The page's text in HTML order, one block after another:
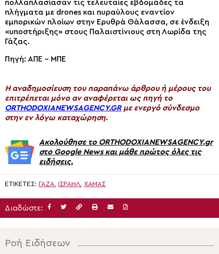
πολλαπλασίασαν τις τελευταίες εβδομάδες τα
πλήγματα με drones και πυραύλους εναντίον
εμπορικών πλοίων στην Ερυθρά Θάλασσα, σε ένδειξη
«υποστήριξης» στους Παλαιστίνιους στη Λωρίδα της
Γάζας.
Πηγή: ΑΠΕ – ΜΠΕ
H αναδημοσίευση του παραπάνω άρθρου ή μέρους του
επιτρέπεται μόνο αν αναφέρεται ως πηγή το
ORTHODOXIANEWSAGENCY.GRμε ενεργό σύνδεσμο
στην εν λόγω καταχώρηση.
Ακολούθησε το ORTHODOXIANEWSAGENCY.gr
στο Google News και μάθε πρώτος όλες τις
ειδήσεις.
ΕΤΙΚΈΤΕΣ: ΓΆΖΑ, ΙΣΡΑΉΛ, ΧΑΜΆΣ
Διαδώστε:
Ροή Ειδήσεων